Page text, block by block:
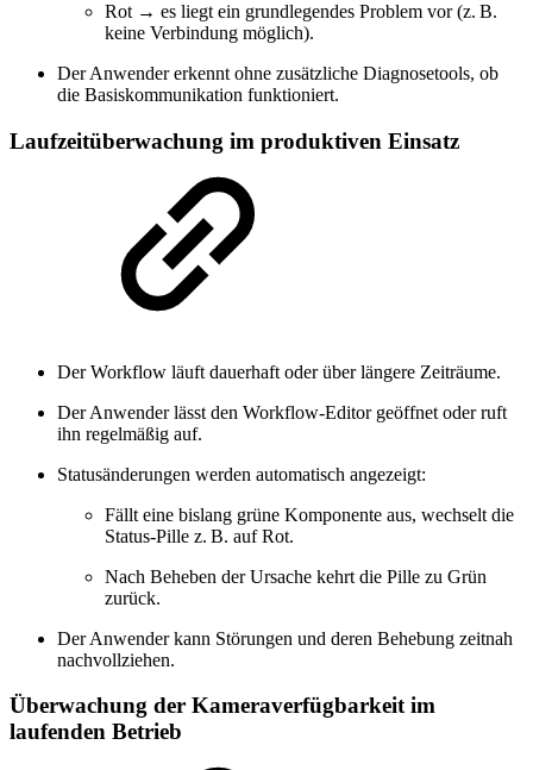
Rot → es liegt ein grundlegendes Problem vor (z. B.
keine Verbindung möglich).
Der Anwender erkennt ohne zusätzliche Diagnosetools, ob
die Basiskommunikation funktioniert.
Laufzeitüberwachung im produktiven Einsatz
Der Workflow läuft dauerhaft oder über längere Zeiträume.
Der Anwender lässt den Workflow-Editor geöffnet oder ruft
ihn regelmäßig auf.
Statusänderungen werden automatisch angezeigt:
Fällt eine bislang grüne Komponente aus, wechselt die
Status-Pille z. B. auf Rot.
Nach Beheben der Ursache kehrt die Pille zu Grün
zurück.
Der Anwender kann Störungen und deren Behebung zeitnah
nachvollziehen.
Überwachung der Kameraverfügbarkeit im
laufenden Betrieb